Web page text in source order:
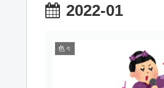
2022-01
色々